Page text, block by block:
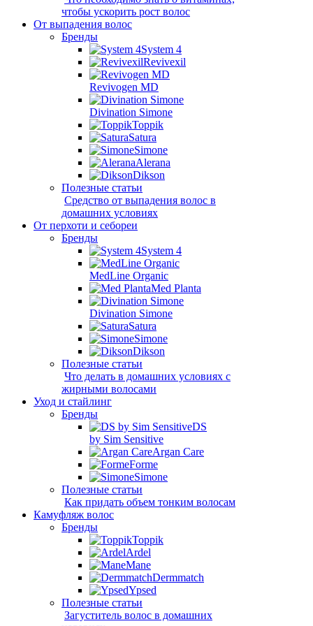
чтобы ускорить рост волос
От выпадения волос
Бренды
System 4
Revivexil
Revivogen MD
Divination Simone
Toppik
Satura
Simone
Alerana
Dikson
Полезные статьи
Средство от выпадения волос в
домашних условиях
От перхоти и себореи
Бренды
System 4
MedLine Organic
Med Planta
Divination Simone
Satura
Simone
Dikson
Полезные статьи
Что делать в домашних условиях с
жирными волосами
Уход и стайлинг
Бренды
DS
by Sim Sensitive
Argan Care
Forme
Simone
Полезные статьи
Как придать объем тонким волосам
Камуфляж волос
Бренды
Toppik
Ardel
Mane
Dermmatch
Ypsed
Полезные статьи
Загуститель волос в домашних